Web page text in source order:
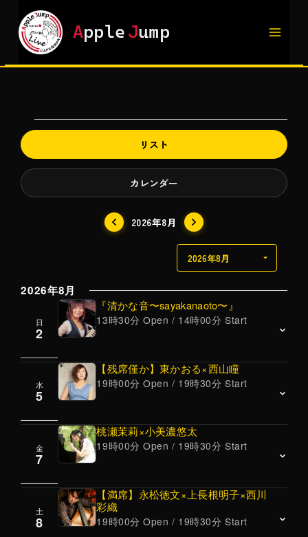
Apple Jump
イ
ベ
ン
リスト
カレンダー
2026年8月
2026年8月
日
2
『清かな音〜sayakanaoto〜』
13時30分 Open / 14時00分 Start
JAZZ<Standard /Original>
13時半オープン、14時スタート 16時半終演予
定
【岸淑香Trio】などリーダーユニットほか、ジ
ャンルの垣根を超えたフィールドで活動するピ
アニストと、実力派のジャズギタリストのDUO
ライブ。
水
5
【残席僅か】東かおる×西山瞳
19時00分 Open / 19時30分 Start
東かおる(vocal) 西山瞳(piano)
19時半スタート 60分2ステージ、22時終演予定
※1部、2部との入れ替えはありません。
———————————————————
金
7
桃瀬茉莉×小美濃悠太
19時00分 Open / 19時30分 Start
桃瀬茉莉(pf) 小美濃悠太(bass)
土
8
【満席】永松徳文×上長根明子×西川
彩織
19時00分 Open / 19時30分 Start